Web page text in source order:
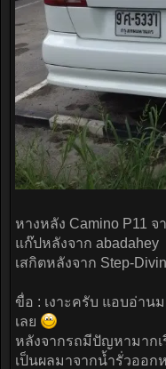
หางหลัง Camino P11 จ
แก๊ปหลังจาก abadahey
เสกิตหลังจาก Step-
ขื่อ : เงาะครับ แอบอ่าน
เลย
หลังจากรถมีปัญหามากเ
เป็นผลมาจากน้ำรั่วออ